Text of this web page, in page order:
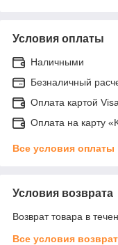
Условия оплаты
Наличными
Безналичный
Оплата картой
Оплата на карту
Все условия оплаты
Условия возврата
Возврат товара в
Все условия